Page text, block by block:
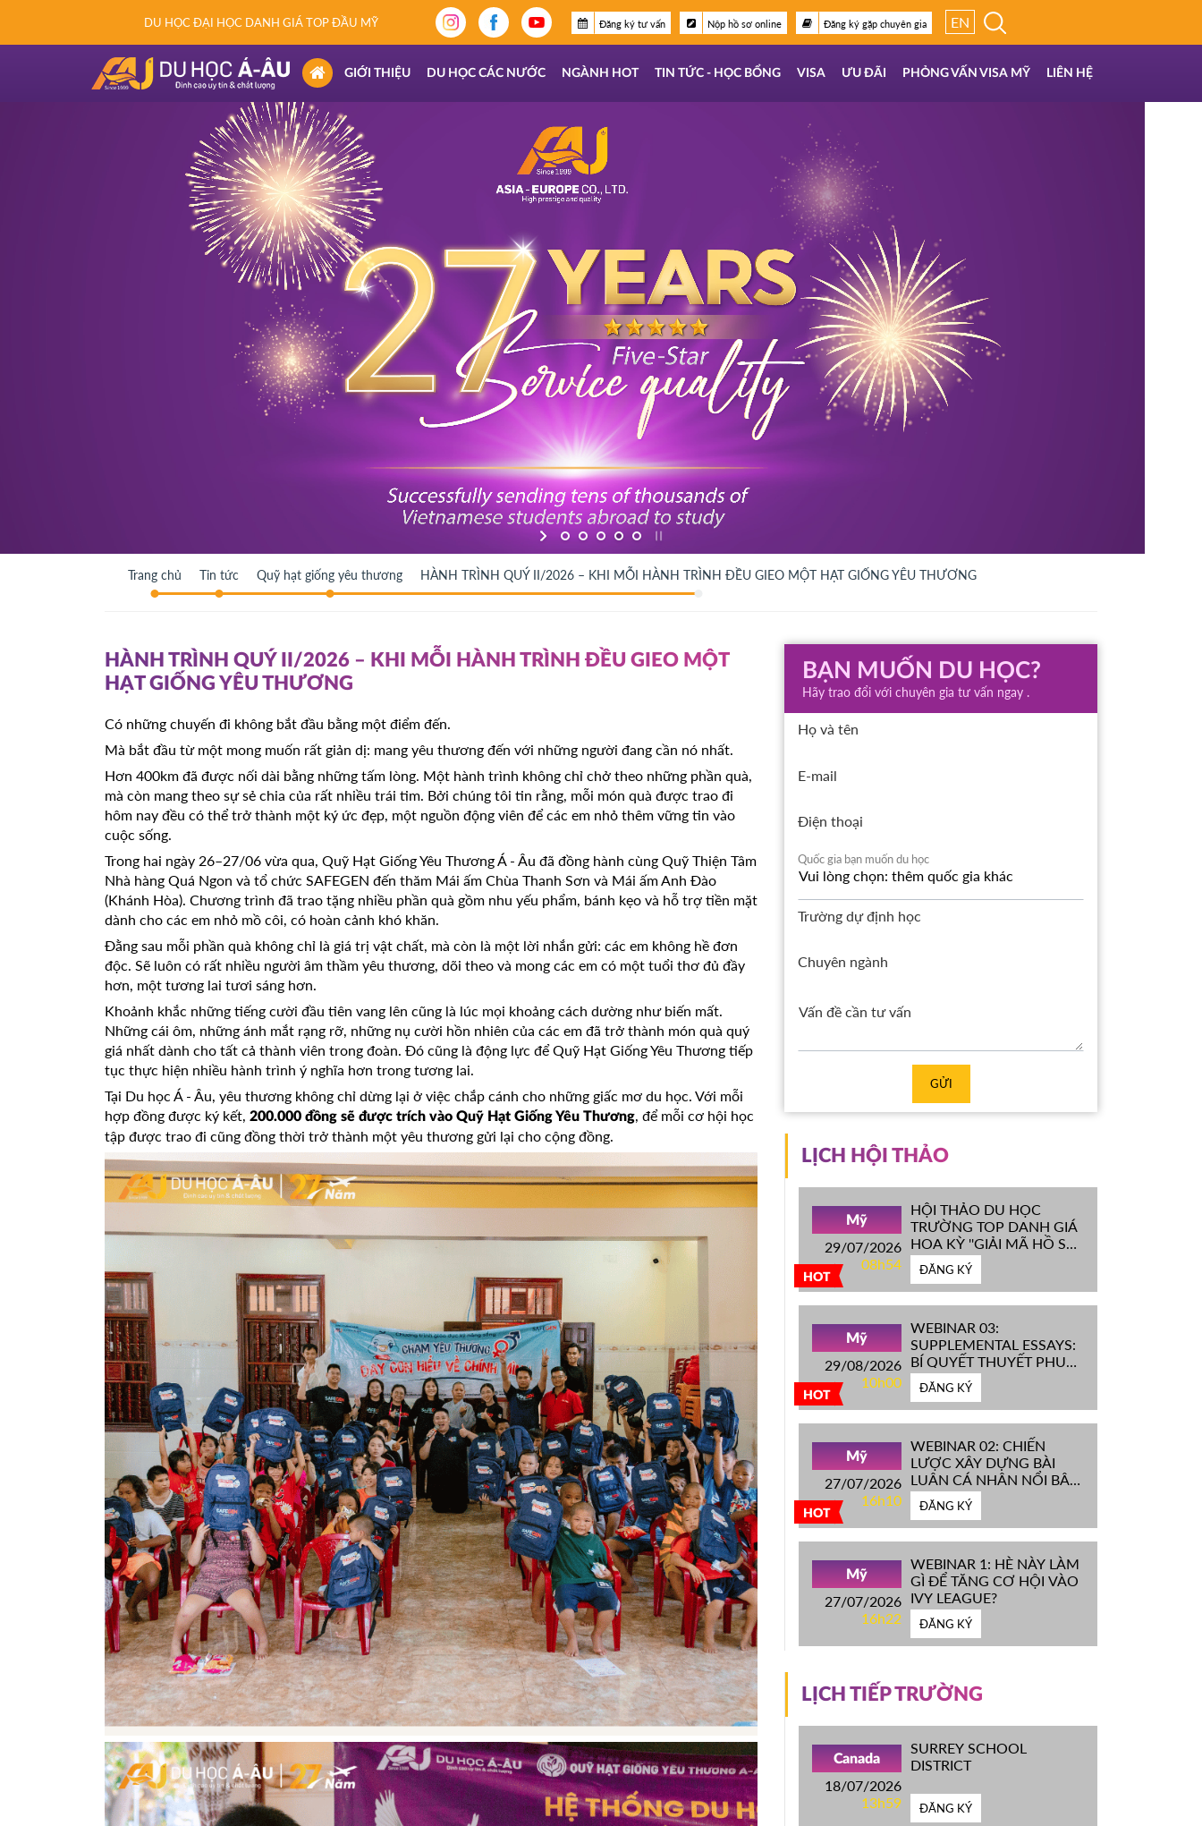
DU HỌC ĐẠI HỌC DANH GIÁ TOP ĐẦU MỸ Đăng ký tư vấn Nộp hồ sơ online Đăng ký gặp chuyên gia EN
(CURRENT)
GIỚI THIỆU DU HỌC CÁC NƯỚC NGÀNH HOT TIN TỨC - HỌC BỔNG VISA ƯU ĐÃI PHỎNG VẤN VISA MỸ LIÊN HỆ
Trang chủ Tin tức Quỹ hạt giống yêu thương HÀNH TRÌNH QUÝ II/2026 – KHI MỖI HÀNH TRÌNH ĐỀU GIEO MỘT HẠT GIỐNG YÊU THƯƠNG
HÀNH TRÌNH QUÝ II/2026 – KHI MỖI HÀNH TRÌNH ĐỀU GIEO MỘT
HẠT GIỐNG YÊU THƯƠNG
Có những chuyến đi không bắt đầu bằng một điểm đến.
Mà bắt đầu từ một mong muốn rất giản dị: mang yêu thương đến với những người đang cần nó nhất.
Hơn 400km đã được nối dài bằng những tấm lòng. Một hành trình không chỉ chở theo những phần quà,
mà còn mang theo sự sẻ chia của rất nhiều trái tim. Bởi chúng tôi tin rằng, mỗi món quà được trao đi
hôm nay đều có thể trở thành một ký ức đẹp, một nguồn động viên để các em nhỏ thêm vững tin vào
cuộc sống.
Trong hai ngày 26–27/06 vừa qua, Quỹ Hạt Giống Yêu Thương Á - Âu đã đồng hành cùng Quỹ Thiện Tâm
Nhà hàng Quá Ngon và tổ chức SAFEGEN đến thăm Mái ấm Chùa Thanh Sơn và Mái ấm Anh Đào
(Khánh Hòa). Chương trình đã trao tặng nhiều phần quà gồm nhu yếu phẩm, bánh kẹo và hỗ trợ tiền mặt
dành cho các em nhỏ mồ côi, có hoàn cảnh khó khăn.
Đằng sau mỗi phần quà không chỉ là giá trị vật chất, mà còn là một lời nhắn gửi: các em không hề đơn
độc. Sẽ luôn có rất nhiều người âm thầm yêu thương, dõi theo và mong các em có một tuổi thơ đủ đầy
hơn, một tương lai tươi sáng hơn.
Khoảnh khắc những tiếng cười đầu tiên vang lên cũng là lúc mọi khoảng cách dường như biến mất.
Những cái ôm, những ánh mắt rạng rỡ, những nụ cười hồn nhiên của các em đã trở thành món quà quý
giá nhất dành cho tất cả thành viên trong đoàn. Đó cũng là động lực để Quỹ Hạt Giống Yêu Thương tiếp
tục thực hiện nhiều hành trình ý nghĩa hơn trong tương lai.
Tại Du học Á - Âu, yêu thương không chỉ dừng lại ở việc chắp cánh cho những giấc mơ du học. Với mỗi
hợp đồng được ký kết, 200.000 đồng sẽ được trích vào Quỹ Hạt Giống Yêu Thương, để mỗi cơ hội học
tập được trao đi cũng đồng thời trở thành một yêu thương gửi lại cho cộng đồng.
BẠN MUỐN DU HỌC?
Hãy trao đổi với chuyên gia tư vấn ngay .
Họ và tên
E-mail
Điện thoại
Quốc gia bạn muốn du học
Trường dự định học
Chuyên ngành
GỬI
LỊCH HỘI THẢO
HOT
Mỹ
29/07/2026
08h54
HỘI THẢO DU HỌC
TRƯỜNG TOP DANH GIÁ
HOA KỲ ''GIẢI MÃ HỒ SƠ
IVY LEAGUE''
ĐĂNG KÝ
HOT
Mỹ
29/08/2026
10h00
WEBINAR 03:
SUPPLEMENTAL ESSAYS:
BÍ QUYẾT THUYẾT PHỤC
HỘI ĐỒNG TUYỂN SINH
ĐH TOP ĐẦU MỸ
ĐĂNG KÝ
HOT
Mỹ
27/07/2026
16h10
WEBINAR 02: CHIẾN
LƯỢC XÂY DỰNG BÀI
LUẬN CÁ NHÂN NỔI BẬT
CHINH PHỤC ĐH TOP
ĐẦU MỸ
ĐĂNG KÝ
Mỹ
27/07/2026
16h22
WEBINAR 1: HÈ NÀY LÀM
GÌ ĐỂ TĂNG CƠ HỘI VÀO
IVY LEAGUE?
ĐĂNG KÝ
LỊCH TIẾP TRƯỜNG
Canada
18/07/2026
13h59
SURREY SCHOOL
DISTRICT
ĐĂNG KÝ